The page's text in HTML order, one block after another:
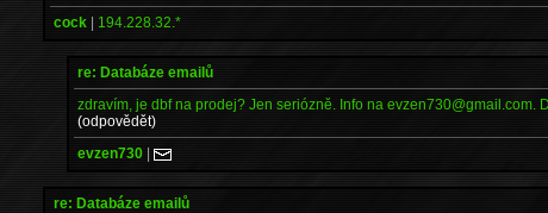
cock | 194.228.32.*
re: Databáze emailů
zdravím, je dbf na prodej? Jen seriózně. Info na evzen730@gmail.com.
(odpovědět)
evzen730 |
re: Databáze emailů